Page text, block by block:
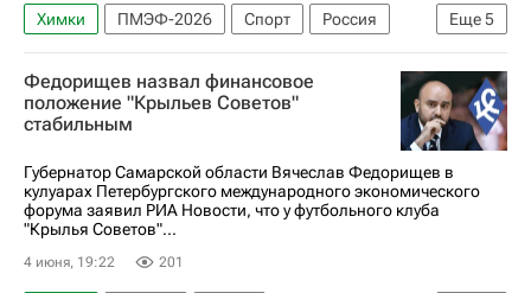
Еще5
Химки ПМЭФ-2026 Спорт
Россия
Вероника Логинова (РУСАДА)
РУСАДА
Антон Заболотный
Спартак Москва
ПФК ЦСКА
Федорищев назвал финансовое
положение "Крыльев Советов"
стабильным
Губернатор Самарской области Вячеслав Федорищев в
кулуарах Петербургского международного экономического
форума заявил РИА Новости, что у футбольного клуба
"Крылья Советов"...
4 июня, 19:22 201